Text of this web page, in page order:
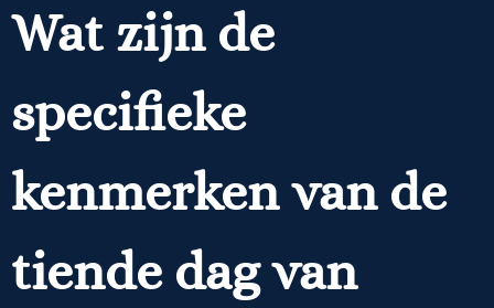
Wat zijn de
specifieke
kenmerken van de
tiende dag van